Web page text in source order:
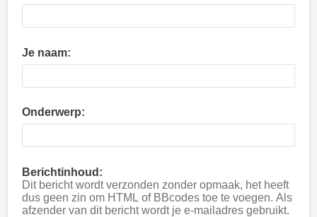
Je naam:
Onderwerp:
Berichtinhoud:
Dit bericht wordt verzonden zonder opmaak, het heeft
dus geen zin om HTML of BBcodes toe te voegen. Als
afzender van dit bericht wordt je e-mailadres gebruikt.